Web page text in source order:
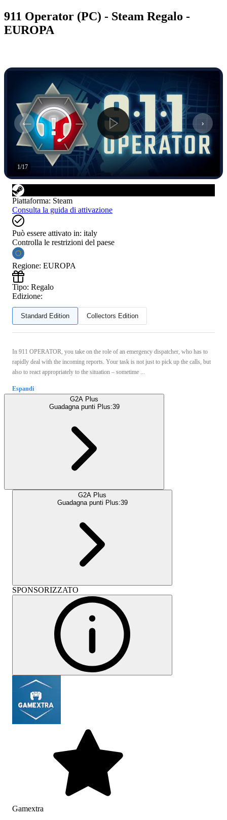
911 Operator (PC) - Steam Regalo -
EUROPA
1/17
Piattaforma: Steam
Consulta la guida di attivazione
Può essere attivato in: italy
Controlla le restrizioni del paese
Regione: EUROPA
Tipo: Regalo
Edizione:
Standard Edition Collectors Edition
In 911 OPERATOR, you take on the role of an emergency dispatcher, who has to
rapidly deal with the incoming reports. Your task is not just to pick up the calls, but
also to react appropriately to the situation – sometime ...
Espandi
G2A Plus
Guadagna punti Plus:39
G2A Plus
Guadagna punti Plus:39
SPONSORIZZATO
Gamextra